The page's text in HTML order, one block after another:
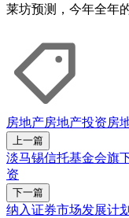
莱坊预测，今年全年
房地产房地产投资房
上一篇
淡马锡信托基金会旗
资
下一篇
纳入证券市场发展计